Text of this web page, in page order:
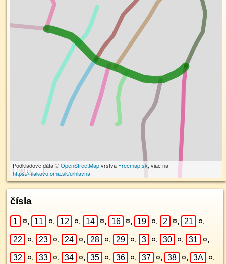
100 m
Podkladové dáta ©OpenStreetMapvrstva Freemap.sk, viac na
https://filakovo.oma.sk/u/hlavna
čísla
1 ¤, 11 ¤, 12 ¤, 14 ¤, 16 ¤, 19 ¤, 2 ¤, 21 ¤,
22 ¤, 23 ¤, 24 ¤, 28 ¤, 29 ¤, 3 ¤, 30 ¤, 31 ¤,
32 ¤, 33 ¤, 34 ¤, 35 ¤, 36 ¤, 37 ¤, 38 ¤, 3A ¤,